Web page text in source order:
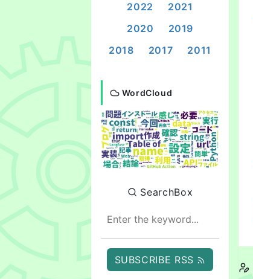
2022
2021
2020
2019
2018
2017 2011
WordCloud
SearchBox
SUBSCRIBE RSS